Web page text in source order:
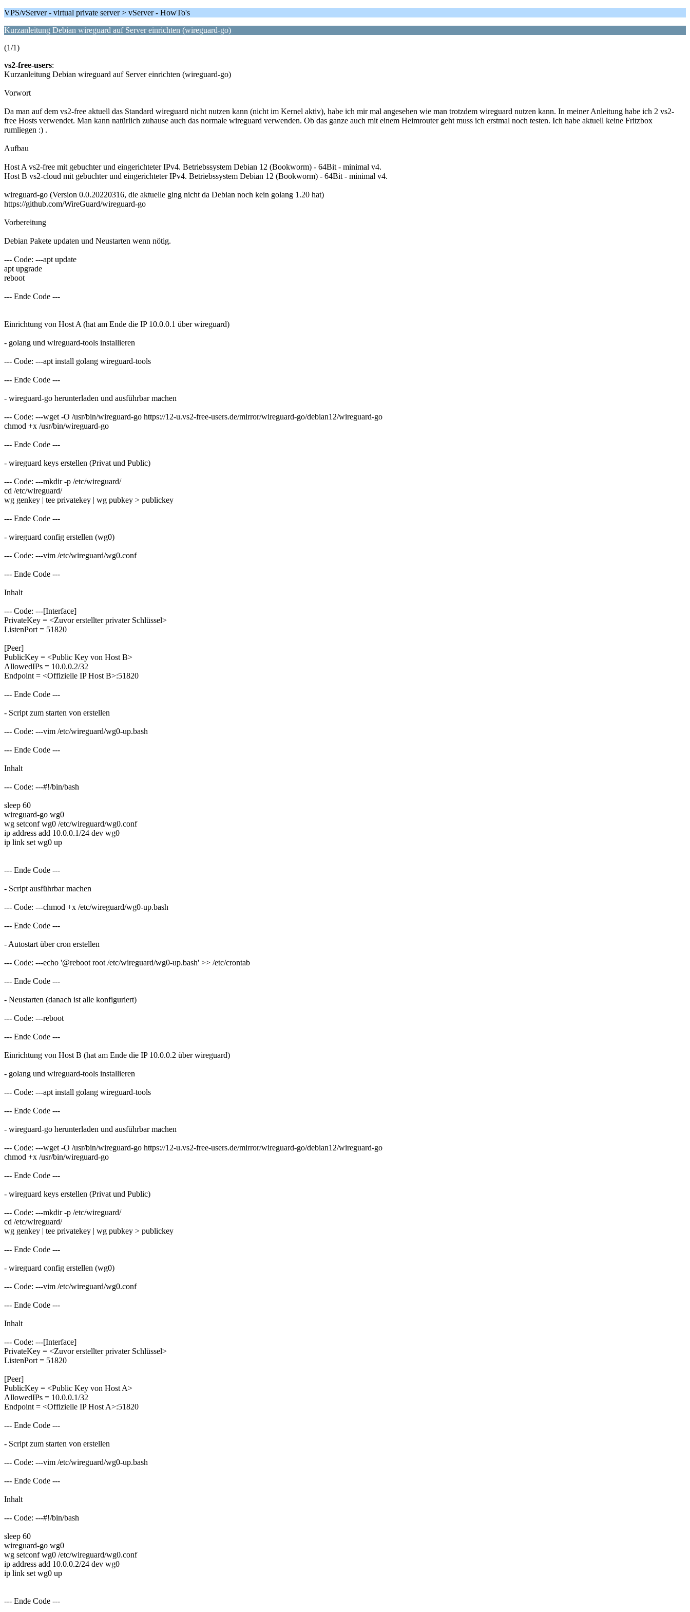
VPS/vServer - virtual private server > vServer - HowTo's
Kurzanleitung Debian wireguard auf Server einrichten (wireguard-go)
(1/1)
vs2-free-users:
Kurzanleitung Debian wireguard auf Server einrichten (wireguard-go)
Vorwort
Da man auf dem vs2-free aktuell das Standard wireguard nicht nutzen kann (nicht im Kernel aktiv), habe ich mir mal angesehen wie man trotzdem wireguard nutzen kann. In meiner Anleitung habe ich 2 vs2-
free Hosts verwendet. Man kann natürlich zuhause auch das normale wireguard verwenden. Ob das ganze auch mit einem Heimrouter geht muss ich erstmal noch testen. Ich habe aktuell keine Fritzbox
rumliegen :) .
Aufbau
Host A vs2-free mit gebuchter und eingerichteter IPv4. Betriebssystem Debian 12 (Bookworm) - 64Bit - minimal v4.
Host B vs2-cloud mit gebuchter und eingerichteter IPv4. Betriebssystem Debian 12 (Bookworm) - 64Bit - minimal v4.
wireguard-go (Version 0.0.20220316, die aktuelle ging nicht da Debian noch kein golang 1.20 hat)
https://github.com/WireGuard/wireguard-go
Vorbereitung
Debian Pakete updaten und Neustarten wenn nötig.
--- Code: ---apt update
apt upgrade
reboot
--- Ende Code ---
Einrichtung von Host A (hat am Ende die IP 10.0.0.1 über wireguard)
- golang und wireguard-tools installieren
--- Code: ---apt install golang wireguard-tools
--- Ende Code ---
- wireguard-go herunterladen und ausführbar machen
--- Code: ---wget -O /usr/bin/wireguard-go https://12-u.vs2-free-users.de/mirror/wireguard-go/debian12/wireguard-go
chmod +x /usr/bin/wireguard-go
--- Ende Code ---
- wireguard keys erstellen (Privat und Public)
--- Code: ---mkdir -p /etc/wireguard/
cd /etc/wireguard/
wg genkey | tee privatekey | wg pubkey > publickey
--- Ende Code ---
- wireguard config erstellen (wg0)
--- Code: ---vim /etc/wireguard/wg0.conf
--- Ende Code ---
Inhalt
--- Code: ---[Interface]
PrivateKey = <Zuvor erstellter privater Schlüssel>
ListenPort = 51820
[Peer]
PublicKey = <Public Key von Host B>
AllowedIPs = 10.0.0.2/32
Endpoint = <Offizielle IP Host B>:51820
--- Ende Code ---
- Script zum starten von erstellen
--- Code: ---vim /etc/wireguard/wg0-up.bash
--- Ende Code ---
Inhalt
--- Code: ---#!/bin/bash
sleep 60
wireguard-go wg0
wg setconf wg0 /etc/wireguard/wg0.conf
ip address add 10.0.0.1/24 dev wg0
ip link set wg0 up
--- Ende Code ---
- Script ausführbar machen
--- Code: ---chmod +x /etc/wireguard/wg0-up.bash
--- Ende Code ---
- Autostart über cron erstellen
--- Code: ---echo '@reboot root /etc/wireguard/wg0-up.bash' >> /etc/crontab
--- Ende Code ---
- Neustarten (danach ist alle konfiguriert)
--- Code: ---reboot
--- Ende Code ---
Einrichtung von Host B (hat am Ende die IP 10.0.0.2 über wireguard)
- golang und wireguard-tools installieren
--- Code: ---apt install golang wireguard-tools
--- Ende Code ---
- wireguard-go herunterladen und ausführbar machen
--- Code: ---wget -O /usr/bin/wireguard-go https://12-u.vs2-free-users.de/mirror/wireguard-go/debian12/wireguard-go
chmod +x /usr/bin/wireguard-go
--- Ende Code ---
- wireguard keys erstellen (Privat und Public)
--- Code: ---mkdir -p /etc/wireguard/
cd /etc/wireguard/
wg genkey | tee privatekey | wg pubkey > publickey
--- Ende Code ---
- wireguard config erstellen (wg0)
--- Code: ---vim /etc/wireguard/wg0.conf
--- Ende Code ---
Inhalt
--- Code: ---[Interface]
PrivateKey = <Zuvor erstellter privater Schlüssel>
ListenPort = 51820
[Peer]
PublicKey = <Public Key von Host A>
AllowedIPs = 10.0.0.1/32
Endpoint = <Offizielle IP Host A>:51820
--- Ende Code ---
- Script zum starten von erstellen
--- Code: ---vim /etc/wireguard/wg0-up.bash
--- Ende Code ---
Inhalt
--- Code: ---#!/bin/bash
sleep 60
wireguard-go wg0
wg setconf wg0 /etc/wireguard/wg0.conf
ip address add 10.0.0.2/24 dev wg0
ip link set wg0 up
--- Ende Code ---